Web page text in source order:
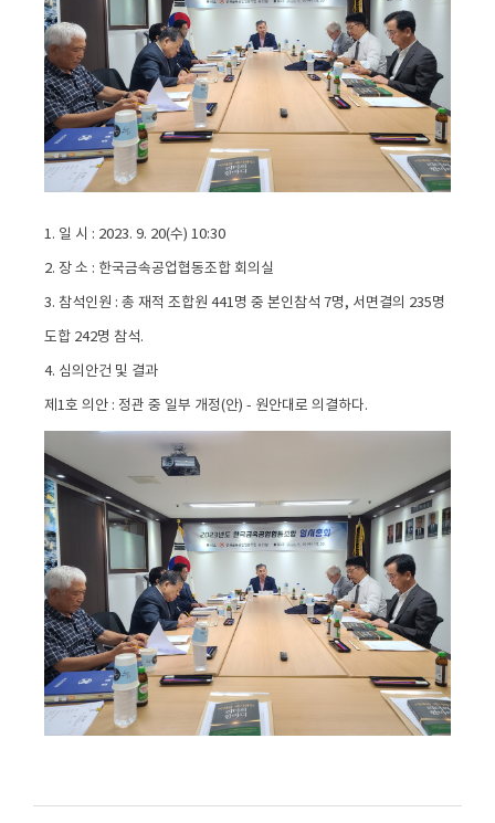
1. 일 시 : 2023. 9. 20(수) 10:30
2. 장 소 : 한국금속공업협동조합 회의실
3. 참석인원 : 총 재적 조합원 441명 중 본인참석 7명, 서면결의 235명
도합 242명 참석.
4. 심의안건 및 결과
제1호 의안 : 정관 중 일부 개정(안) - 원안대로 의결하다.